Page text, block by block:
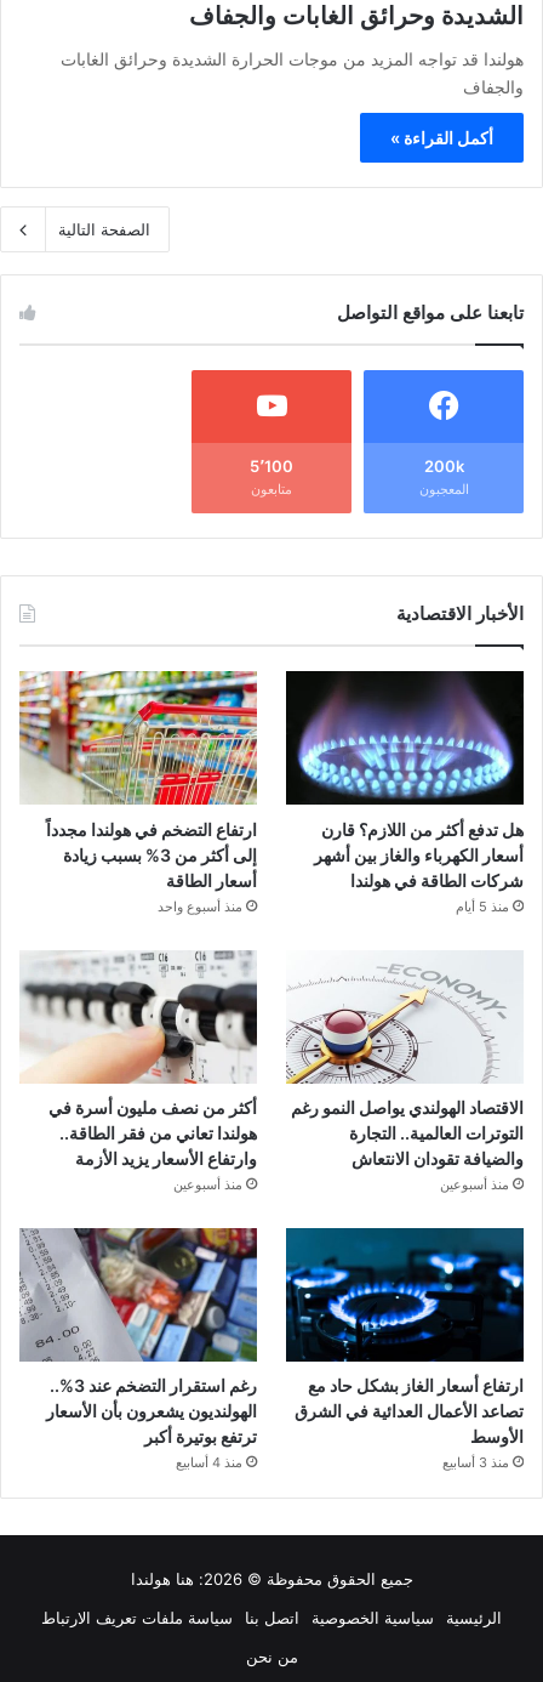
الشديدة وحرائق الغابات والجفاف
هولندا قد تواجه المزيد من موجات الحرارة الشديدة وحرائق الغابات
والجفاف
أكمل القراءة »
الصفحة التالية
تابعنا على مواقع التواصل
200k
المعجبون
5٬100
متابعون
الأخبار الاقتصادية
هل تدفع أكثر من اللازم؟ قارن
أسعار الكهرباء والغاز بين أشهر
شركات الطاقة في هولندا
منذ 5 أيام
ارتفاع التضخم في هولندا مجدداً
إلى أكثر من 3% بسبب زيادة
أسعار الطاقة
منذ أسبوع واحد
الاقتصاد الهولندي يواصل النمو رغم
التوترات العالمية.. التجارة
والضيافة تقودان الانتعاش
منذ أسبوعين
أكثر من نصف مليون أسرة في
هولندا تعاني من فقر الطاقة..
وارتفاع الأسعار يزيد الأزمة
منذ أسبوعين
ارتفاع أسعار الغاز بشكل حاد مع
تصاعد الأعمال العدائية في الشرق
الأوسط
منذ 3 أسابيع
رغم استقرار التضخم عند 3%..
الهولنديون يشعرون بأن الأسعار
ترتفع بوتيرة أكبر
منذ 4 أسابيع
جميع الحقوق محفوظة © 2026:
هنا هولندا
الرئيسية
سياسية الخصوصية اتصل بنا
سياسة ملفات تعريف الارتباط
من نحن